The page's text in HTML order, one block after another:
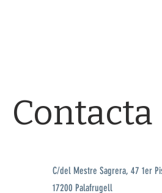
Contacta
C/del Mestre Sagrera, 47 1er
17200 Palafrugell